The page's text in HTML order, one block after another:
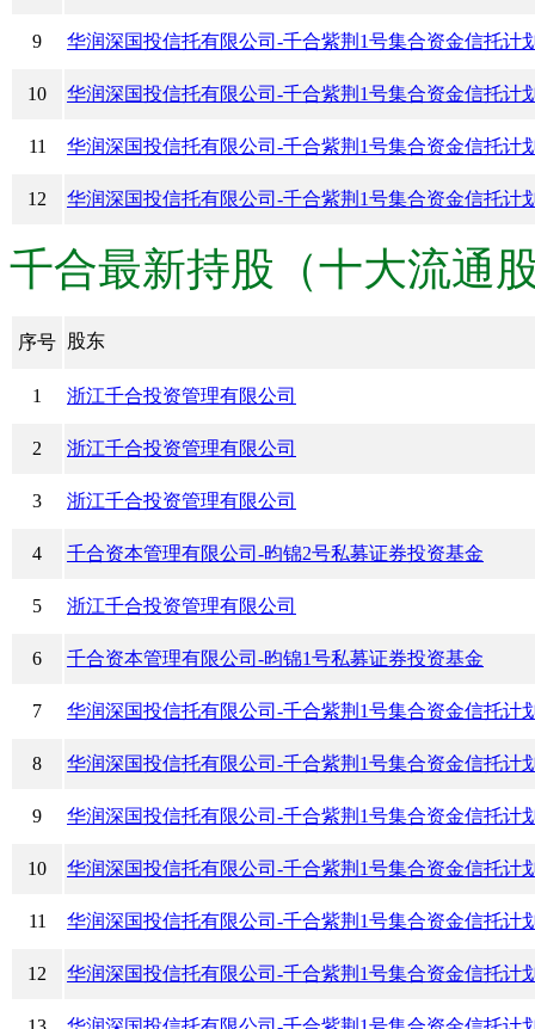
9 华润深国投信托有限公司-千合紫荆1号集合资金信托计
10 华润深国投信托有限公司-千合紫荆1号集合资金信托计
11 华润深国投信托有限公司-千合紫荆1号集合资金信托计
12 华润深国投信托有限公司-千合紫荆1号集合资金信托计
千合最新持股（十大流通股
序号 股东
1 浙江千合投资管理有限公司
2 浙江千合投资管理有限公司
3 浙江千合投资管理有限公司
4 千合资本管理有限公司-昀锦2号私募证券投资基金
5 浙江千合投资管理有限公司
6 千合资本管理有限公司-昀锦1号私募证券投资基金
7 华润深国投信托有限公司-千合紫荆1号集合资金信托计
8 华润深国投信托有限公司-千合紫荆1号集合资金信托计
9 华润深国投信托有限公司-千合紫荆1号集合资金信托计
10 华润深国投信托有限公司-千合紫荆1号集合资金信托计
11 华润深国投信托有限公司-千合紫荆1号集合资金信托计
12 华润深国投信托有限公司-千合紫荆1号集合资金信托计